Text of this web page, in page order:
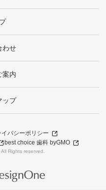
わせ
案内
ップ
イバシーポリシー
best choice 歯科 byGMO
Rights reserved.